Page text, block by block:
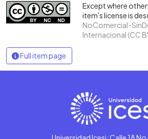
Except where
item's license is
NoComercial-
Internacional (CC
Full item page